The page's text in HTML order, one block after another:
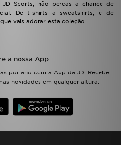
Sports, não percas a chance de
De t-shirts a sweatshirts, e de
vais adorar esta coleção.
a nossa App
por ano com a App da JD. Recebe
novidades em qualquer altura.